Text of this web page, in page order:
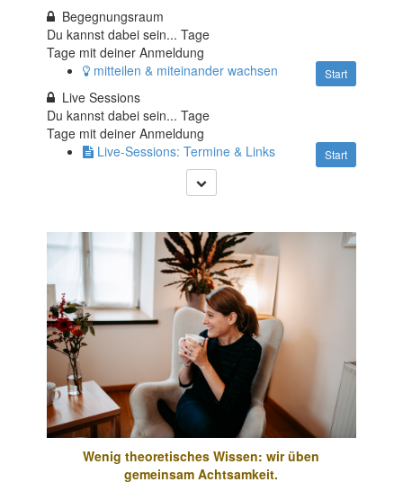
Begegnungsraum
Du kannst dabei sein...Tage
Tage mit deiner Anmeldung
Start
mitteilen & miteinander wachsen
Live Sessions
Du kannst dabei sein...Tage
Tage mit deiner Anmeldung
Start
Live-Sessions: Termine & Links
Wenig theoretisches Wissen: wir üben
gemeinsam Achtsamkeit.